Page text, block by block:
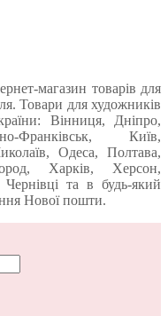
магазин товарів для
Товари для художників
Вінниця, Дніпро,
Франківськ, Київ,
Одеса, Полтава,
Харків, Херсон,
та в будь-який
Нової пошти.